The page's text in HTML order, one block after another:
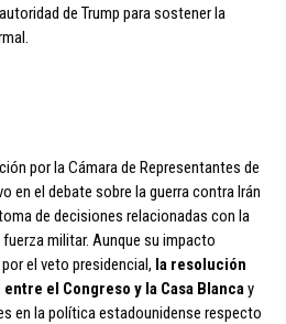
de Trump para sostener la
por la Cámara de Representantes de
en el debate sobre la guerra contra Irán
de decisiones relacionadas con la
militar. Aunque su impacto
el veto presidencial, la resolución
el Congreso y la Casa Blancay
en la política estadounidense respecto